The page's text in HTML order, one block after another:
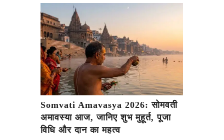
Somvati Amavasya 2026: सोमवती
अमावस्या आज, जानिए शुभ मुहूर्त, पूजा
विधि और दान का महत्व